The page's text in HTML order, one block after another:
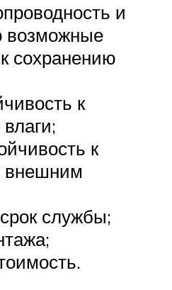
и
возможные
сохранению
к
к
внешним
службы;